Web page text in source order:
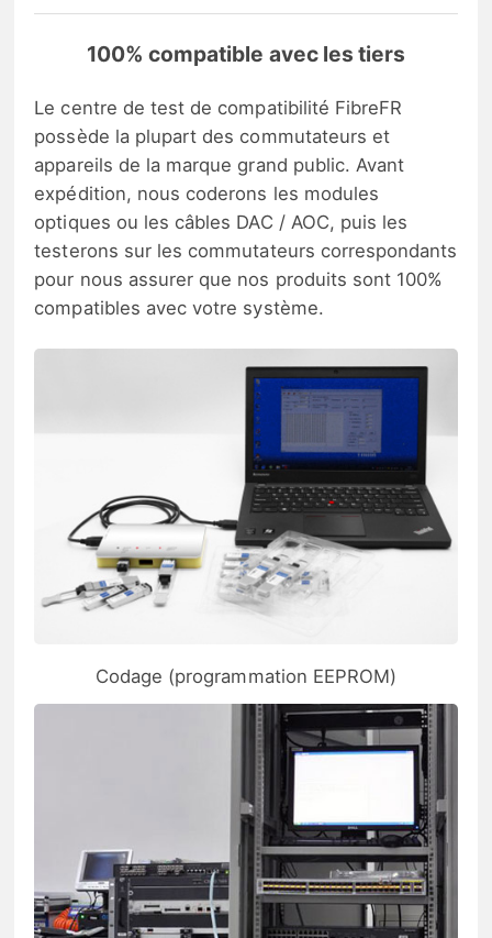
100% compatible avec les tiers
Le centre de test de compatibilité FibreFR
possède la plupart des commutateurs et
appareils de la marque grand public. Avant
expédition, nous coderons les modules
optiques ou les câbles DAC / AOC, puis les
testerons sur les commutateurs correspondants
pour nous assurer que nos produits sont 100%
compatibles avec votre système.
Codage (programmation EEPROM)